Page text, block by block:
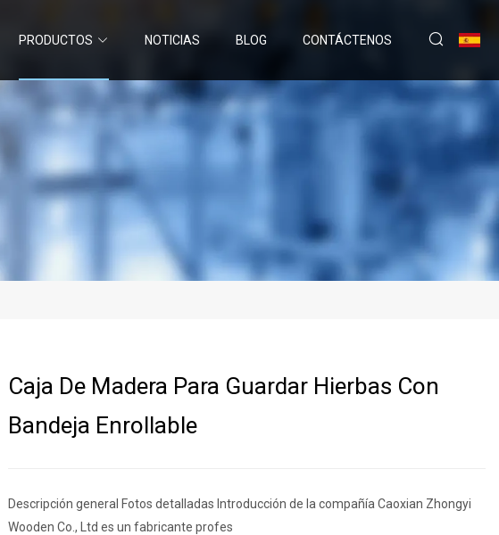
PRODUCTOS NOTICIAS BLOG CONTÁCTENOS
Caja De Madera Para Guardar Hierbas Con
Bandeja Enrollable
Descripción general Fotos detalladas Introducción de la compañía Caoxian Zhongyi
Wooden Co., Ltd es un fabricante profes